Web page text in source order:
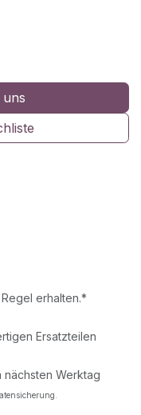
uns
erhalten.*
Ersatzteilen
nächsten Werktag